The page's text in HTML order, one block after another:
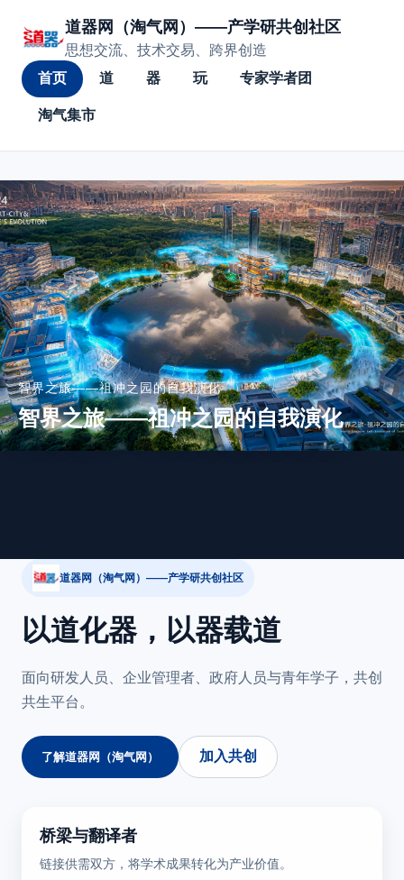
道器网（淘气网）——产学研共创社区
思想交流、技术交易、跨界创造
首页
道 器 玩 专家学者团
淘气集市
智界之旅——祖冲之园的自我演化
智界之旅——祖冲之园的自我演化
道器网（淘气网）——产学研共创社区
以道化器，以器载道
面向研发人员、企业管理者、政府人员与青年学子，共创
共生平台。
了解道器网（淘气网） 加入共创
桥梁与翻译者
链接供需双方，将学术成果转化为产业价值。